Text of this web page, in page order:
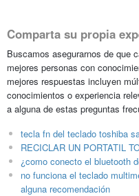
Comparta su propia
Buscamos asegurarnos de que
mejores personas con
mejores respuestas incluyen
conocimientos o experiencia
a alguna de estas preguntas
tecla fn del teclado toshiba
RECICLAR UN PORTATIL
¿como conecto el bluetooth
no funciona el teclado
alguna recomendación